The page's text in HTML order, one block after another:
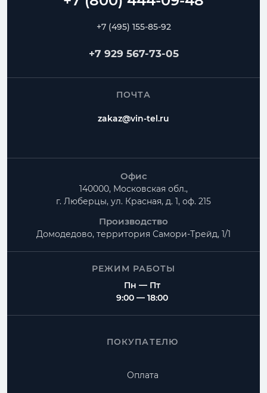
+7 (495) 155-85-92
+7 929 567-73-05
ПОЧТА
zakaz@vin-tel.ru
Офис
140000, Московская обл.,
г. Люберцы, ул. Красная, д. 1, оф. 215
Производство
Домодедово, территория Самори-Трейд, 1/1
РЕЖИМ РАБОТЫ
Пн — Пт
9:00 — 18:00
ПОКУПАТЕЛЮ
Оплата